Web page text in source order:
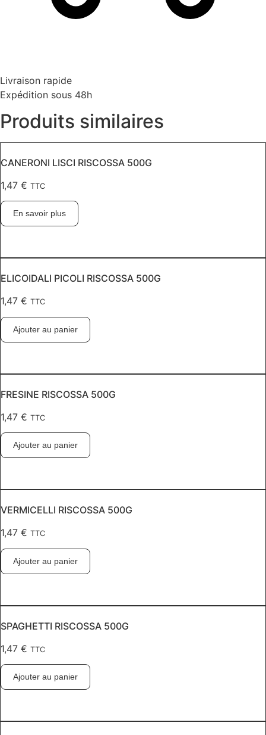
Livraison rapide
Expédition sous 48h
Produits similaires
CANERONI LISCI RISCOSSA 500G
1,47 € TTC
En savoir plus
ELICOIDALI PICOLI RISCOSSA 500G
1,47 € TTC
Ajouter au panier
FRESINE RISCOSSA 500G
1,47 € TTC
Ajouter au panier
VERMICELLI RISCOSSA 500G
1,47 € TTC
Ajouter au panier
SPAGHETTI RISCOSSA 500G
1,47 € TTC
Ajouter au panier